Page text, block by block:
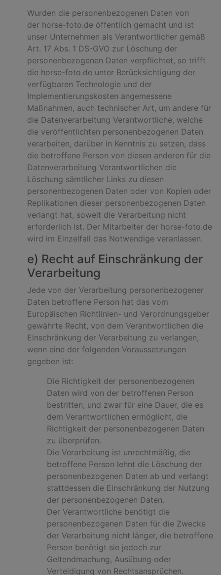
Wurden die personenbezogenen Daten von
der horse-foto.de öffentlich gemacht und ist
unser Unternehmen als Verantwortlicher gemäß
Art. 17 Abs. 1 DS-GVO zur Löschung der
personenbezogenen Daten verpflichtet, so trifft
die horse-foto.de unter Berücksichtigung der
verfügbaren Technologie und der
Implementierungskosten angemessene
Maßnahmen, auch technischer Art, um andere für
die Datenverarbeitung Verantwortliche, welche
die veröffentlichten personenbezogenen Daten
verarbeiten, darüber in Kenntnis zu setzen, dass
die betroffene Person von diesen anderen für die
Datenverarbeitung Verantwortlichen die
Löschung sämtlicher Links zu diesen
personenbezogenen Daten oder von Kopien oder
Replikationen dieser personenbezogenen Daten
verlangt hat, soweit die Verarbeitung nicht
erforderlich ist. Der Mitarbeiter der horse-foto.de
wird im Einzelfall das Notwendige veranlassen.
e) Recht auf Einschränkung der
Verarbeitung
Jede von der Verarbeitung personenbezogener
Daten betroffene Person hat das vom
Europäischen Richtlinien- und Verordnungsgeber
gewährte Recht, von dem Verantwortlichen die
Einschränkung der Verarbeitung zu verlangen,
wenn eine der folgenden Voraussetzungen
gegeben ist:
Die Richtigkeit der personenbezogenen
Daten wird von der betroffenen Person
bestritten, und zwar für eine Dauer, die es
dem Verantwortlichen ermöglicht, die
Richtigkeit der personenbezogenen Daten
zu überprüfen.
Die Verarbeitung ist unrechtmäßig, die
betroffene Person lehnt die Löschung der
personenbezogenen Daten ab und verlangt
stattdessen die Einschränkung der Nutzung
der personenbezogenen Daten.
Der Verantwortliche benötigt die
personenbezogenen Daten für die Zwecke
der Verarbeitung nicht länger, die betroffene
Person benötigt sie jedoch zur
Geltendmachung, Ausübung oder
Verteidigung von Rechtsansprüchen.